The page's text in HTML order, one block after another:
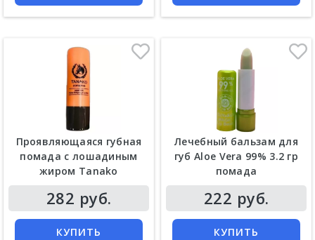
Проявляющаяся губная
помада с лошадиным
жиром Tanako
282 руб.
КУПИТЬ
Лечебный бальзам для
губ Aloe Vera 99% 3.2 гр
помада
222 руб.
КУПИТЬ